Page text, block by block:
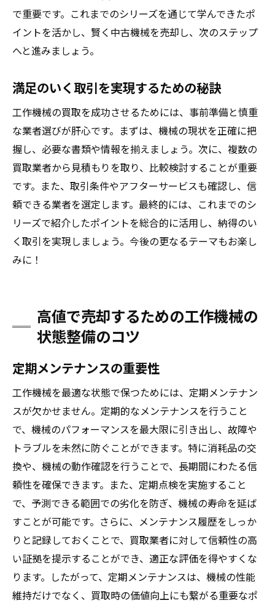
で重要です。これまでのシリーズを通じて学んできたポ
イントを活かし、賢く中古機械を売却し、次のステップ
へと進みましょう。
満足のいく取引を実現するための秘訣
工作機械の買取を成功させるためには、事前準備と慎重
な業者選びが肝心です。まずは、機械の現状を正確に把
握し、必要な書類や情報を揃えましょう。次に、複数の
買取業者から見積もりを取り、比較検討することが重要
です。また、取引条件やアフターサービスも確認し、信
頼できる業者を選定します。最終的には、これまでのシ
リーズで紹介したポイントを総合的に活用し、納得のい
く取引を実現しましょう。今後の更なるテーマもお楽し
みに！
高値で売却するための工作機械の
状態整備のコツ
定期メンテナンスの重要性
工作機械を最適な状態で保つためには、定期メンテナン
スが欠かせません。定期的なメンテナンスを行うこと
で、機械のパフォーマンスを最大限に引き出し、故障や
トラブルを未然に防ぐことができます。特に消耗品の交
換や、機械の動作確認を行うことで、長期間にわたる信
頼性を確保できます。また、定期点検を実施すること
で、予測できる範囲での劣化を防ぎ、機械の寿命を延ば
すことが可能です。さらに、メンテナンス履歴をしっか
りと記録しておくことで、買取業者に対して信頼性の高
い証拠を提示することができ、適正な評価を得やすくな
ります。したがって、定期メンテナンスは、機械の性能
維持だけでなく、買取時の価値向上にも繋がる重要なポ